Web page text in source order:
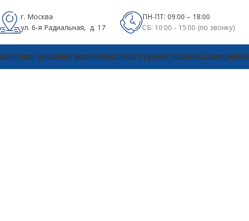
г. Москва
ул. 6-я Радиальная, д. 17
ПН-ПТ: 09:00 – 18:00
СБ: 10:00 - 15:00 (по звонку)
ОПТОВЫЕ ЦЕНЫКЛИЕНТАМПРОИЗВОДСТВОСОТРУДНИЧЕСТВОБЛОГВЫСТАВКИДИЛЕРЫ